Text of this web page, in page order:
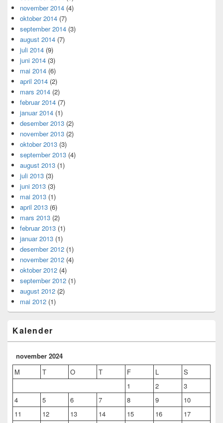
november 2014 (4)
oktober 2014 (7)
september 2014 (3)
august 2014 (7)
juli 2014 (9)
juni 2014 (3)
mai 2014 (6)
april 2014 (2)
mars 2014 (2)
februar 2014 (7)
januar 2014 (1)
desember 2013 (2)
november 2013 (2)
oktober 2013 (3)
september 2013 (4)
august 2013 (1)
juli 2013 (3)
juni 2013 (3)
mai 2013 (1)
april 2013 (6)
mars 2013 (2)
februar 2013 (1)
januar 2013 (1)
desember 2012 (1)
november 2012 (4)
oktober 2012 (4)
september 2012 (1)
august 2012 (2)
mai 2012 (1)
Kalender
november 2024
M
T O T F L
S
1
2
3
4
5 6 7 8 9
10
11
12 13 14 15 16
17